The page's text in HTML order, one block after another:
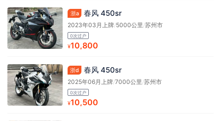
浙a 春风 450sr
2023年03月上牌/5000公里/苏州市
0次过户
¥10,800
浙d 春风 450sr
2025年06月上牌/7000公里/苏州市
0次过户
¥10,500